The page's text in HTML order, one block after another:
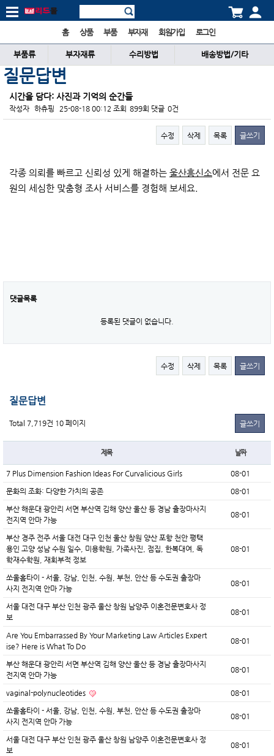
홈 상품 부품 부자재 회원가입 로그인
부품류 부자재류 수리방법 배송방법/기타
질문답변
시간을 담다: 사진과 기억의 순간들
작성자 하츄핑 25-08-18 00:12 조회 899회 댓글 0건
수정 삭제 목록 글쓰기
각종 의뢰를 빠르고 신뢰성 있게 해결하는 울산흥신소에서 전문 요
원의 세심한 맞춤형 조사 서비스를 경험해 보세요.
댓글목록
등록된 댓글이 없습니다.
수정 삭제 목록 글쓰기
질문답변
Total 7,719건 10 페이지 글쓰기
제목 날짜
7 Plus Dimension Fashion Ideas For Curvalicious Girls 08-01
문화의 조화: 다양한 가치의 공존 08-01
부산 해운대 광안리 서면 부산역 김해 양산 울산 등 경남 출장마사지
전지역 안마 가능
08-01
부산 경주 전주 서울 대전 대구 인천 울산 창원 양산 포항 천안 평택
용인 고양 성남 수원 일수, 미용학원, 가족사진, 점집, 한복대여, 독
학재수학원, 재회부적 정보
08-01
쏘울홈타이 - 서울, 강남, 인천, 수원, 부천, 안산 등 수도권 출장마
사지 전지역 안마 가능
08-01
서울 대전 대구 부산 인천 광주 울산 창원 남양주 이혼전문변호사 정
보
08-01
Are You Embarrassed By Your Marketing Law Articles Expert
ise? Here is What To Do
08-01
부산 해운대 광안리 서면 부산역 김해 양산 울산 등 경남 출장마사지
전지역 안마 가능
08-01
vaginal-polynucleotides 08-01
쏘울홈타이 - 서울, 강남, 인천, 수원, 부천, 안산 등 수도권 출장마
사지 전지역 안마 가능
08-01
서울 대전 대구 부산 인천 광주 울산 창원 남양주 이혼전문변호사 정
보
08-01